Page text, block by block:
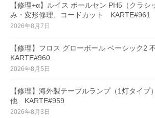
【修理+α】ルイス ポールセン PH5（クラシ
み・変形修理、コードカット KARTE#961
2026年8月7日
【修理】フロス グローボール ベーシック2
KARTE#960
2026年8月5日
【修理】海外製テーブルランプ（1灯タイプ
他 KARTE#959
2026年8月3日